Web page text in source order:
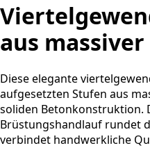
aus massiver
Diese elegante
aufgesetzten Stufen aus
soliden Betonkonstruktion.
Brüstungshandlauf rundet
verbindet handwerkliche